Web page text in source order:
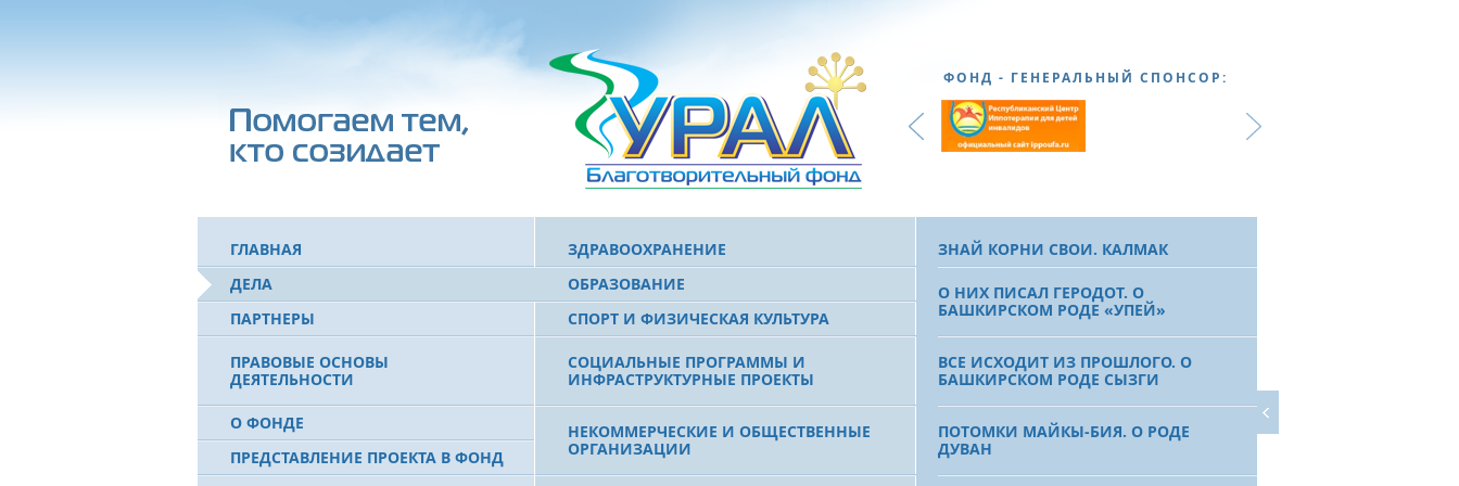
ФОНД - ГЕНЕРАЛЬНЫЙ СПОНСОР:
ГЛАВНАЯ
ДЕЛА
ПАРТНЕРЫ
ПРАВОВЫЕ ОСНОВЫ
ДЕЯТЕЛЬНОСТИ
О ФОНДЕ
ПРЕДСТАВЛЕНИЕ ПРОЕКТА В ФОНД
ЗДРАВООХРАНЕНИЕ
ОБРАЗОВАНИЕ
СПОРТ И ФИЗИЧЕСКАЯ КУЛЬТУРА
СОЦИАЛЬНЫЕ ПРОГРАММЫ И
ИНФРАСТРУКТУРНЫЕ ПРОЕКТЫ
НЕКОММЕРЧЕСКИЕ И ОБЩЕСТВЕННЫЕ
ОРГАНИЗАЦИИ
ЗНАЙ КОРНИ СВОИ. КАЛМАК
О НИХ ПИСАЛ ГЕРОДОТ. О
БАШКИРСКОМ РОДЕ «УПЕЙ»
ВСЕ ИСХОДИТ ИЗ ПРОШЛОГО. О
БАШКИРСКОМ РОДЕ СЫЗГИ
ПОТОМКИ МАЙКЫ-БИЯ. О РОДЕ
ДУВАН